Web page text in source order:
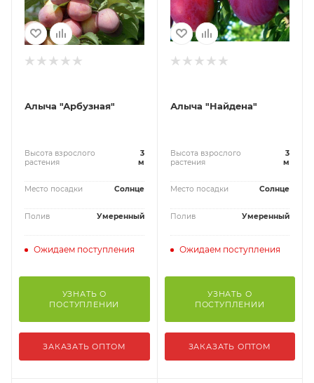
Алыча "Арбузная"
Высота взрослого
растения
3
м
Место посадки Солнце
Полив Умеренный
Ожидаем поступления
УЗНАТЬ О
ПОСТУПЛЕНИИ
ЗАКАЗАТЬ ОПТОМ
Алыча "Найдена"
Высота взрослого
растения
3
м
Место посадки Солнце
Полив Умеренный
Ожидаем поступления
УЗНАТЬ О
ПОСТУПЛЕНИИ
ЗАКАЗАТЬ ОПТОМ